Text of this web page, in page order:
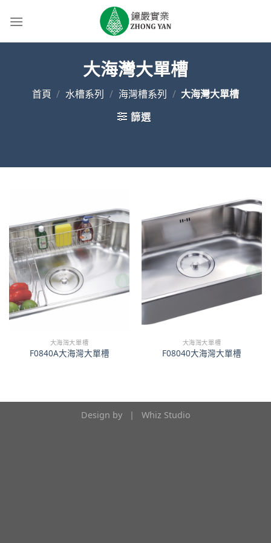
大海灣大單槽
首頁 / 水槽系列 / 海灣槽系列 / 大海灣大單槽
篩選
大海灣大單槽
F0840A大海灣大單槽
大海灣大單槽
F08040大海灣大單槽
Design by | Whiz Studio